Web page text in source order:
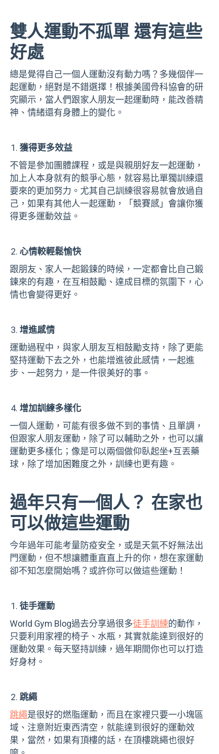
雙人運動不孤單 還有這些
好處
總是覺得自己一個人運動沒有動力嗎？多幾個伴一
起運動，絕對是不錯選擇！根據美國骨科協會的研
究顯示，當人們跟家人朋友一起運動時，能改善精
神、情緒還有身體上的變化。
獲得更多效益
不管是參加團體課程，或是與親朋好友一起運動，
加上人本身就有的競爭心態，就容易比單獨訓練還
要來的更加努力。尤其自己訓練很容易就會放過自
己，如果有其他人一起運動，「競賽感」會讓你獲
得更多運動效益。
心情較輕鬆愉快
跟朋友、家人一起鍛鍊的時候，一定都會比自己鍛
鍊來的有趣，在互相鼓勵、達成目標的氛圍下，心
情也會變得更好。
增進感情
運動過程中，與家人朋友互相鼓勵支持，除了更能
堅持運動下去之外，也能增進彼此感情，一起進
步、一起努力，是一件很美好的事。
增加訓練多樣化
一個人運動，可能有很多做不到的事情、且單調，
但跟家人朋友運動，除了可以輔助之外，也可以讓
運動更多樣化；像是可以兩個做仰臥起坐+互丟藥
球，除了增加困難度之外，訓練也更有趣。
過年只有一個人？ 在家也
可以做這些運動
今年過年可能考量防疫安全，或是天氣不好無法出
門運動，但不想讓體重直直上升的你，想在家運動
卻不知怎麼開始嗎？或許你可以做這些運動！
徒手運動
World Gym Blog過去分享過很多徒手訓練的動作，
只要利用家裡的椅子、水瓶，其實就能達到很好的
運動效果。每天堅持訓練，過年期間你也可以打造
好身材。
跳繩
跳繩是很好的燃脂運動，而且在家裡只要一小塊區
域、注意附近東西清空，就能達到很好的運動效
果，當然，如果有頂樓的話，在頂樓跳繩也很好